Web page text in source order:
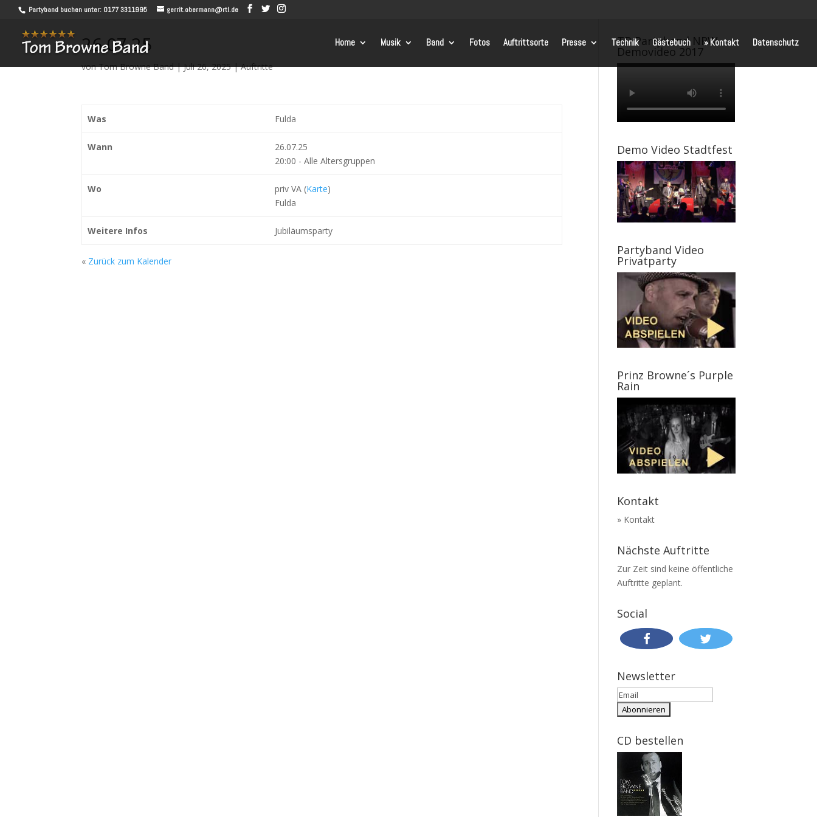
Partyband buchen unter: 0177 3311995 gerrit.obermann@rtl.de
Home Musik Band Fotos Auftrittsorte Presse Technik Gästebuch » Kontakt Datenschutz
26.07.25
vonTom Browne Band|Juli 26, 2025|Auftritte
Was Fulda
Wann
26.07.25
20:00 - Alle Altersgruppen
Wo priv VA (Karte)
Fulda
Weitere Infos Jubiläumsparty
« Zurück zum Kalender
TB Partyband NRW
Demovideo 2017
Demo Video Stadtfest
Partyband Video
Privatparty
Prinz Browne´s Purple
Rain
Kontakt
» Kontakt
Nächste Auftritte
Zur Zeit sind keine öffentliche
Auftritte geplant.
Social
Newsletter
CD bestellen